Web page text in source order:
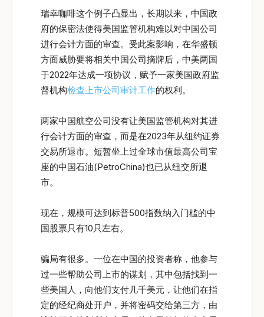
瑞幸咖啡这个例子凸显出，长期以来，中国政
府的保密法使得美国监管机构难以对中国公司
进行会计方面的审查。受此案影响，在华盛顿
方面威胁要将相关中国公司摘牌后，中美两国
于2022年达成一项协议，赋予一家美国政府监
督机构检查上市公司审计工作的权利。
两家中国航空公司没有让美国监管机构对其进
行会计方面的审查，而是在2023年从纽约证券
交易所退市。短暂坐上过全球市值最高公司宝
座的中国石油(PetroChina)也已从纽交所退
市。
现在，规模可达到标普500指数纳入门槛的中
国股票只有10只左右。
骗局有很多。一位在中国的投资者称，他参与
过一些帮助公司上市的谋划，其中包括找到一
些美国人，向他们支付几千美元，让他们在指
定的经纪商处开户，并将密码交给第三方，由